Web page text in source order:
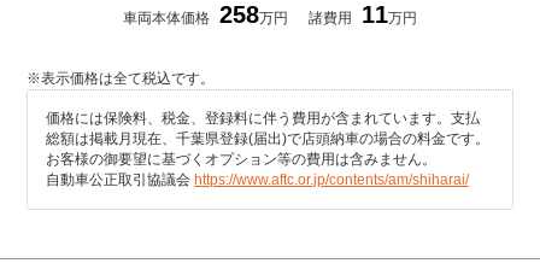
車両本体価格 258万円 諸費用 11万円
※表示価格は全て税込です。
価格には保険料、税金、登録料に伴う費用が含まれています。支払
総額は掲載月現在、千葉県登録(届出)で店頭納車の場合の料金です。
お客様の御要望に基づくオプション等の費用は含みません。
自動車公正取引協議会 https://www.aftc.or.jp/contents/am/shiharai/